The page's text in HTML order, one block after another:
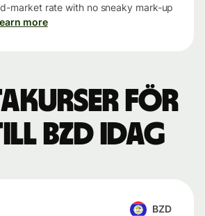
market rate with no sneaky mark-up
more
för
BZD idag
BZD